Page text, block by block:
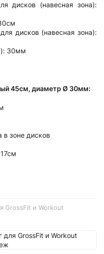
дисков (навесная зона):
дисков (навесная зона):
30мм
45см, диаметр Ø 30мм:
в зоне дисков
GrossFit и Workout